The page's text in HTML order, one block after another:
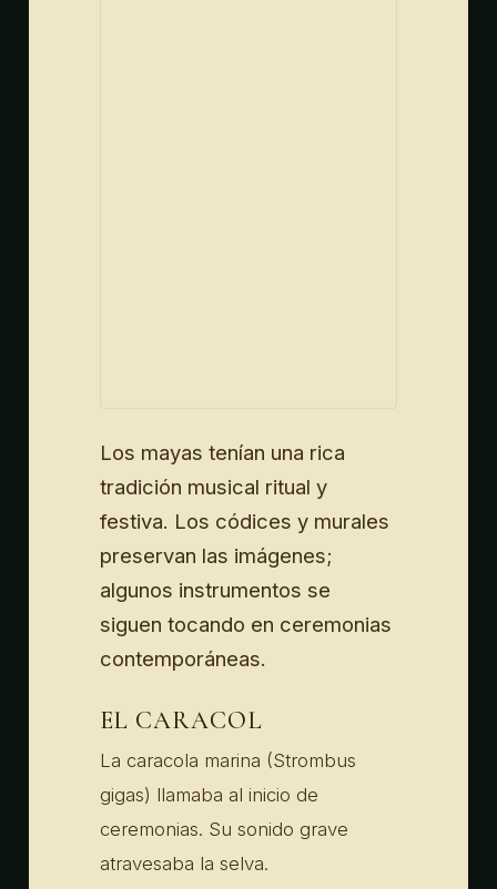
Los mayas tenían una rica
tradición musical ritual y
festiva. Los códices y murales
preservan las imágenes;
algunos instrumentos se
siguen tocando en ceremonias
contemporáneas.
EL CARACOL
La caracola marina (Strombus
gigas) llamaba al inicio de
ceremonias. Su sonido grave
atravesaba la selva.